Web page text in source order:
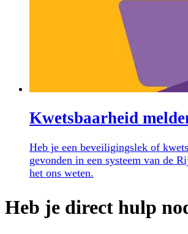
Kwetsbaarheid
Heb je een beveiligingslek of
gevonden in een systeem van de
het ons weten.
Heb je direct hulp